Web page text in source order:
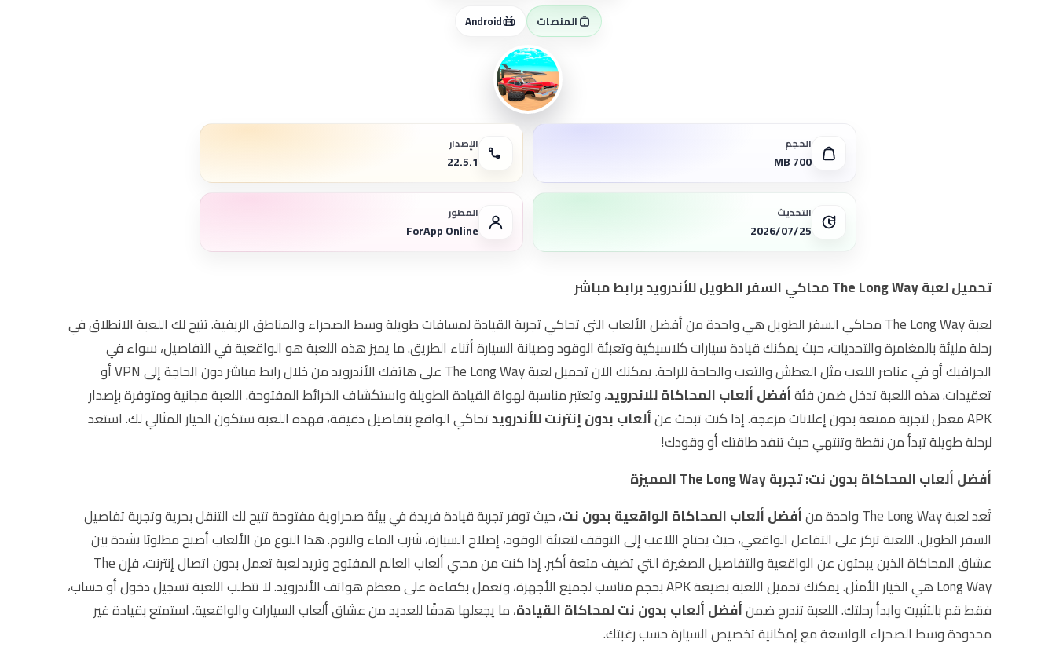
المنصات Android
الحجم
MB 700
الإصدار
22.5.1
التحديث
2026/07/25
المطور
ForApp Online‏
تحميل لعبة The Long Way محاكي السفر الطويل للأندرويد برابط مباشر
لعبة The Long Way محاكي السفر الطويل هي واحدة من أفضل الألعاب التي تحاكي تجربة القيادة لمسافات طويلة وسط الصحراء والمناطق الريفية. تتيح لك اللعبة الانطلاق في
رحلة مليئة بالمغامرة والتحديات، حيث يمكنك قيادة سيارات كلاسيكية وتعبئة الوقود وصيانة السيارة أثناء الطريق. ما يميز هذه اللعبة هو الواقعية في التفاصيل، سواء في
الجرافيك أو في عناصر اللعب مثل العطش والتعب والحاجة للراحة. يمكنك الآن تحميل لعبة The Long Way على هاتفك الأندرويد من خلال رابط مباشر دون الحاجة إلى VPN أو
تعقيدات. هذه اللعبة تدخل ضمن فئةأفضل ألعاب المحاكاة للاندرويد، وتعتبر مناسبة لهواة القيادة الطويلة واستكشاف الخرائط المفتوحة. اللعبة مجانية ومتوفرة بإصدار
APK معدل لتجربة ممتعة بدون إعلانات مزعجة. إذا كنت تبحث عن
ألعاب بدون إنترنت للأندرويدتحاكي الواقع بتفاصيل دقيقة، فهذه اللعبة ستكون الخيار المثالي لك. استعد
لرحلة طويلة تبدأ من نقطة وتنتهي حيث تنفد طاقتك أو وقودك!
أفضل ألعاب المحاكاة بدون نت: تجربة The Long Way المميزة
تُعد لعبة The Long Way واحدة من
أفضل ألعاب المحاكاة الواقعية بدون نت، حيث توفر تجربة قيادة فريدة في بيئة صحراوية مفتوحة تتيح لك التنقل بحرية وتجربة تفاصيل
السفر الطويل. اللعبة تركز على التفاعل الواقعي، حيث يحتاج اللاعب إلى التوقف لتعبئة الوقود، إصلاح السيارة، شرب الماء والنوم. هذا النوع من الألعاب أصبح مطلوبًا بشدة بين
عشاق المحاكاة الذين يبحثون عن الواقعية والتفاصيل الصغيرة التي تضيف متعة أكبر. إذا كنت من محبي ألعاب العالم المفتوح وتريد لعبة تعمل بدون اتصال إنترنت، فإن The
Long Way هي الخيار الأمثل. يمكنك تحميل اللعبة بصيغة APK بحجم مناسب لجميع الأجهزة، وتعمل بكفاءة على معظم هواتف الأندرويد. لا تتطلب اللعبة تسجيل دخول أو حساب،
فقط قم بالتثبيت وابدأ رحلتك. اللعبة تندرج ضمنأفضل ألعاب بدون نت لمحاكاة القيادة، ما يجعلها هدفًا للعديد من عشاق ألعاب السيارات والواقعية. استمتع بقيادة غير
محدودة وسط الصحراء الواسعة مع إمكانية تخصيص السيارة حسب رغبتك.